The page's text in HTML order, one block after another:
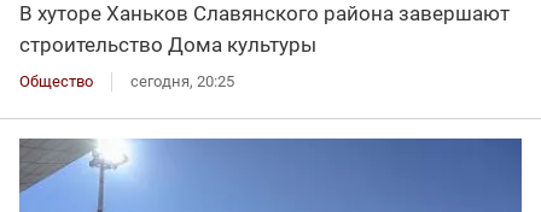
В хуторе Ханьков Славянского района завершают
строительство Дома культуры
Общество сегодня, 20:25